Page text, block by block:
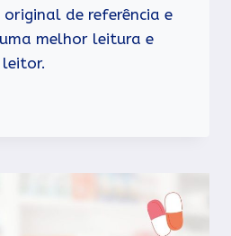
de referência e
melhor leitura e